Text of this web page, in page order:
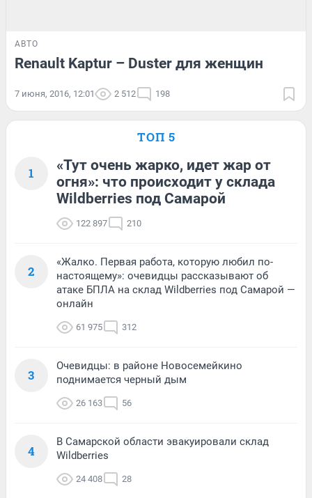
АВТО
Renault Kaptur – Duster для женщин
7 июня, 2016, 12:01 2 512 198
ТОП 5
1
«Тут очень жарко, идет жар от
огня»: что происходит у склада
Wildberries под Самарой
122 897 210
2
«Жалко. Первая работа, которую любил по-
настоящему»: очевидцы рассказывают об
атаке БПЛА на склад Wildberries под Самарой —
онлайн
61 975 312
3
Очевидцы: в районе Новосемейкино
поднимается черный дым
26 163 56
4
В Самарской области эвакуировали склад
Wildberries
24 408 28